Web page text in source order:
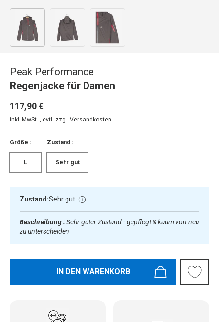
Bild 1 in Galerieansicht laden
Peak Performance
Regenjacke für Damen
117,90 €
inkl. MwSt. , evtl. zzgl. Versandkosten
Größe :
L
Zustand :
Sehr gut
Zustand:Sehr gut
Beschreibung :Sehr guter Zustand - gepflegt & kaum von neu
zu unterscheiden
IN DEN WARENKORB